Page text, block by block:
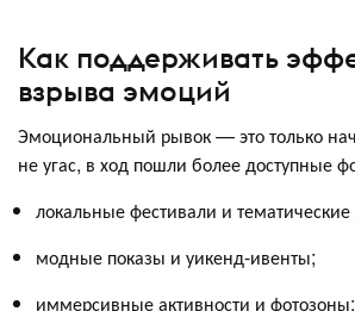
Как поддерживать
взрыва эмоций
Эмоциональный рывок — это только
не угас, в ход пошли более доступные
локальные фестивали и
модные показы и уикенд-ивенты;
иммерсивные активности и фотозоны;